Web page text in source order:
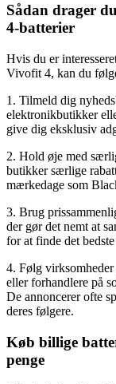
Sådan drager
4-batterier
Hvis du er
Vivofit 4, kan du
1. Tilmeld dig
elektronikbutikker
give dig eksklusiv
2. Hold øje med
butikker særlige
mærkedage som
3. Brug
der gør det nemt at
for at finde det
4. Følg
eller forhandlere på
De annoncerer ofte
deres følgere.
Køb billige
penge